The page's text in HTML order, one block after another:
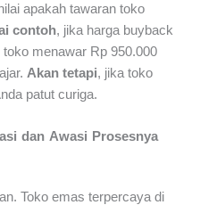
apakah tawaran toko
contoh, jika harga buyback
menawar Rp 950.000
Akan tetapi, jika toko
patut curiga.
dan Awasi Prosesnya
Toko emas terpercaya di